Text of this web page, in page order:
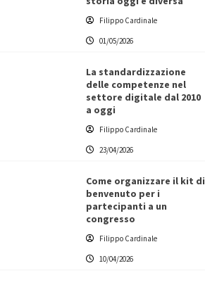
Filippo Cardinale
01/05/2026
La standardizzazione
delle competenze nel
settore digitale dal 2010
a oggi
Filippo Cardinale
23/04/2026
Come organizzare il kit di
benvenuto per i
partecipanti a un
congresso
Filippo Cardinale
10/04/2026